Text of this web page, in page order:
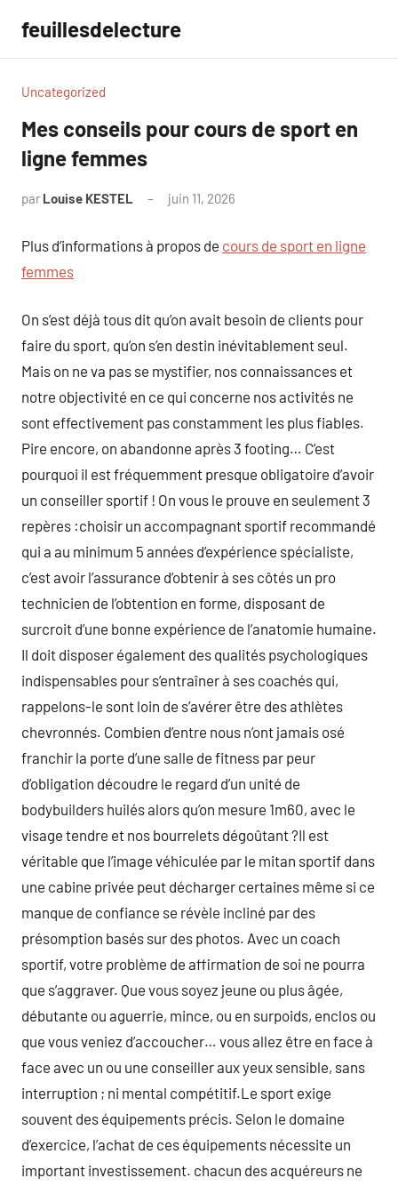
contenu
feuillesdelecture
Uncategorized
Mes conseils pour cours de sport en
ligne femmes
par Louise KESTEL juin 11, 2026
Plus d’informations à propos de cours de sport en ligne
femmes
On s’est déjà tous dit qu’on avait besoin de clients pour
faire du sport, qu’on s’en destin inévitablement seul.
Mais on ne va pas se mystifier, nos connaissances et
notre objectivité en ce qui concerne nos activités ne
sont effectivement pas constamment les plus fiables.
Pire encore, on abandonne après 3 footing… C’est
pourquoi il est fréquemment presque obligatoire d’avoir
un conseiller sportif ! On vous le prouve en seulement 3
repères :choisir un accompagnant sportif recommandé
qui a au minimum 5 années d’expérience spécialiste,
c’est avoir l’assurance d’obtenir à ses côtés un pro
technicien de l’obtention en forme, disposant de
surcroit d’une bonne expérience de l’anatomie humaine.
Il doit disposer également des qualités psychologiques
indispensables pour s’entraîner à ses coachés qui,
rappelons-le sont loin de s’avérer être des athlètes
chevronnés. Combien d’entre nous n’ont jamais osé
franchir la porte d’une salle de fitness par peur
d’obligation découdre le regard d’un unité de
bodybuilders huilés alors qu’on mesure 1m60, avec le
visage tendre et nos bourrelets dégoûtant ?Il est
véritable que l’image véhiculée par le mitan sportif dans
une cabine privée peut décharger certaines même si ce
manque de confiance se révèle incliné par des
présomption basés sur des photos. Avec un coach
sportif, votre problème de affirmation de soi ne pourra
que s’aggraver. Que vous soyez jeune ou plus âgée,
débutante ou aguerrie, mince, ou en surpoids, enclos ou
que vous veniez d’accoucher… vous allez être en face à
face avec un ou une conseiller aux yeux sensible, sans
interruption ; ni mental compétitif.Le sport exige
souvent des équipements précis. Selon le domaine
d’exercice, l’achat de ces équipements nécessite un
important investissement. chacun des acquéreurs ne